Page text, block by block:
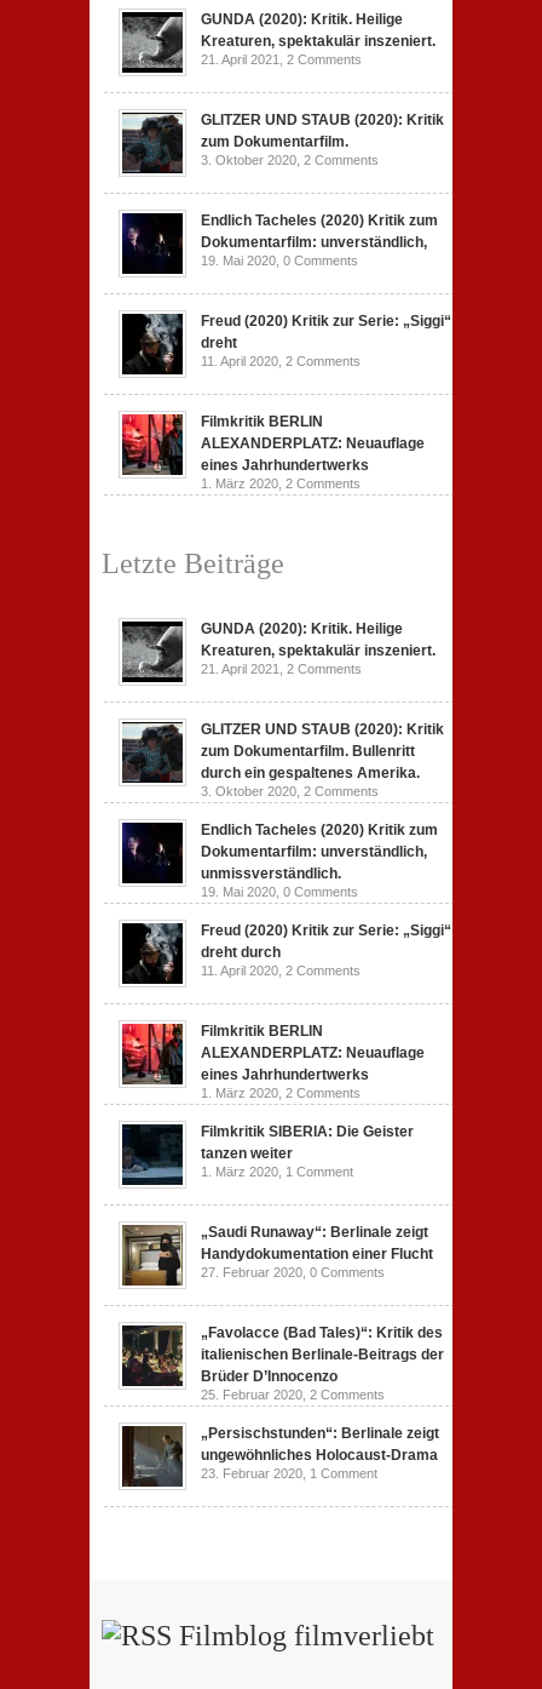
GUNDA (2020): Kritik. Heilige
Kreaturen, spektakulär inszeniert.
21. April 2021, 2 Comments
GLITZER UND STAUB (2020): Kritik
zum Dokumentarfilm.
3. Oktober 2020, 2 Comments
Endlich Tacheles (2020) Kritik zum
Dokumentarfilm: unverständlich,
19. Mai 2020, 0 Comments
Freud (2020) Kritik zur Serie: „Siggi“
dreht
11. April 2020, 2 Comments
Filmkritik BERLIN
ALEXANDERPLATZ: Neuauflage
eines Jahrhundertwerks
1. März 2020, 2 Comments
Letzte Beiträge
GUNDA (2020): Kritik. Heilige
Kreaturen, spektakulär inszeniert.
21. April 2021, 2 Comments
GLITZER UND STAUB (2020): Kritik
zum Dokumentarfilm. Bullenritt
durch ein gespaltenes Amerika.
3. Oktober 2020, 2 Comments
Endlich Tacheles (2020) Kritik zum
Dokumentarfilm: unverständlich,
unmissverständlich.
19. Mai 2020, 0 Comments
Freud (2020) Kritik zur Serie: „Siggi“
dreht durch
11. April 2020, 2 Comments
Filmkritik BERLIN
ALEXANDERPLATZ: Neuauflage
eines Jahrhundertwerks
1. März 2020, 2 Comments
Filmkritik SIBERIA: Die Geister
tanzen weiter
1. März 2020, 1 Comment
„Saudi Runaway“: Berlinale zeigt
Handydokumentation einer Flucht
27. Februar 2020, 0 Comments
„Favolacce (Bad Tales)“: Kritik des
italienischen Berlinale-Beitrags der
Brüder D’Innocenzo
25. Februar 2020, 2 Comments
„Persischstunden“: Berlinale zeigt
ungewöhnliches Holocaust-Drama
23. Februar 2020, 1 Comment
Filmblog filmverliebt